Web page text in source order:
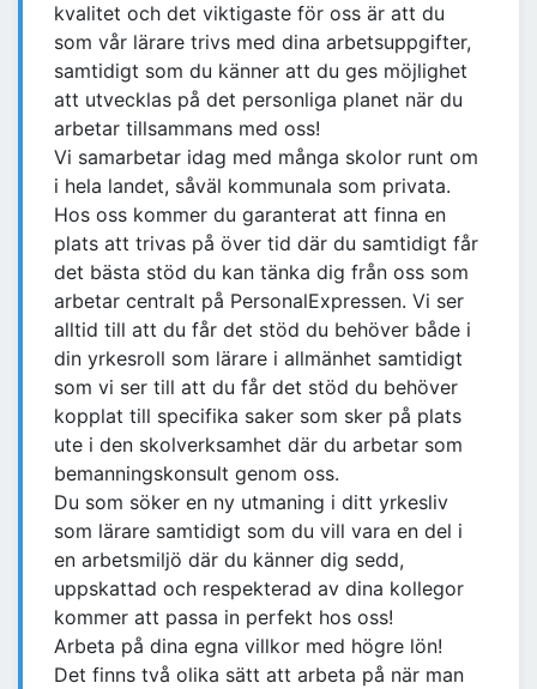
kvalitet och det viktigaste för oss är att du
som vår lärare trivs med dina arbetsuppgifter,
samtidigt som du känner att du ges möjlighet
att utvecklas på det personliga planet när du
arbetar tillsammans med oss!
Vi samarbetar idag med många skolor runt om
i hela landet, såväl kommunala som privata.
Hos oss kommer du garanterat att finna en
plats att trivas på över tid där du samtidigt får
det bästa stöd du kan tänka dig från oss som
arbetar centralt på PersonalExpressen. Vi ser
alltid till att du får det stöd du behöver både i
din yrkesroll som lärare i allmänhet samtidigt
som vi ser till att du får det stöd du behöver
kopplat till specifika saker som sker på plats
ute i den skolverksamhet där du arbetar som
bemanningskonsult genom oss.
Du som söker en ny utmaning i ditt yrkesliv
som lärare samtidigt som du vill vara en del i
en arbetsmiljö där du känner dig sedd,
uppskattad och respekterad av dina kollegor
kommer att passa in perfekt hos oss!
Arbeta på dina egna villkor med högre lön!
Det finns två olika sätt att arbeta på när man